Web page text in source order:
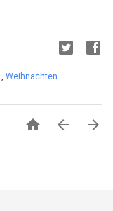
, Weihnachten
  